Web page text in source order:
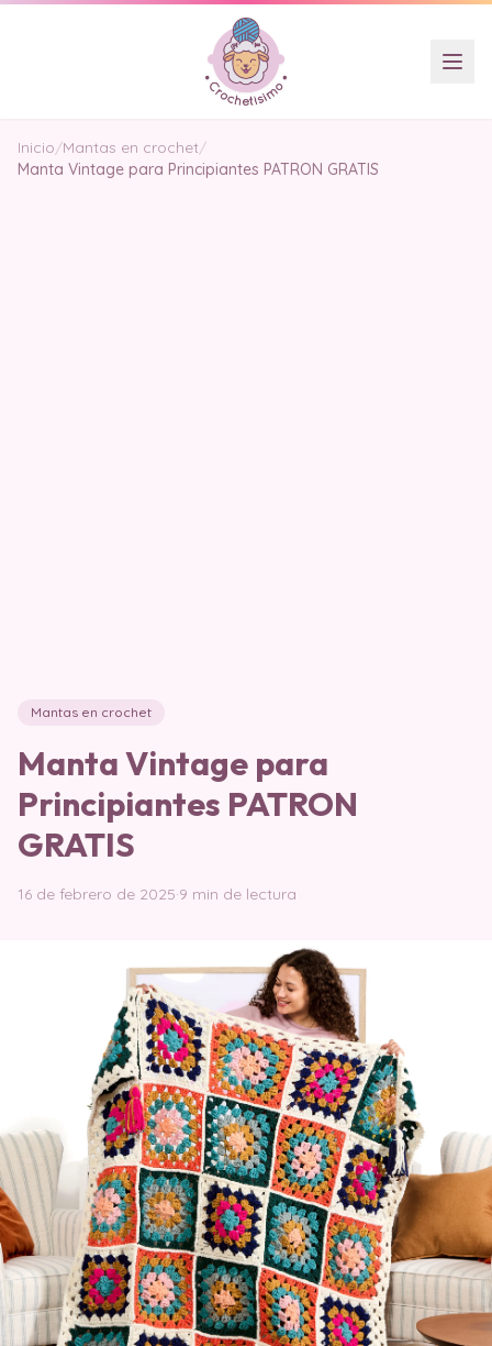
Inicio/Mantas en crochet/
Manta Vintage para Principiantes PATRON GRATIS
Mantas en crochet
Manta Vintage para
Principiantes PATRON
GRATIS
16 de febrero de 2025·9 min de lectura